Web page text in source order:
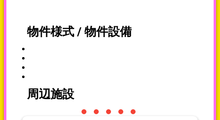
物件様式 / 物件設備
周辺施設